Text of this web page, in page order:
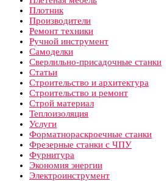
Плотник
Производители
Ремонт техники
Ручной инструмент
Самоделки
Сверлильно-присадочные станки
Статьи
Строительство и архитектура
Строительство и ремонт
Строй материал
Теплоизоляция
Услуги
Форматнораскроечные станки
Фрезерные станки с ЧПУ
Фурнитура
Экономия энергии
Электроинструмент